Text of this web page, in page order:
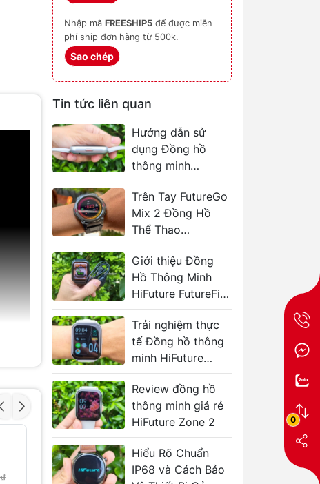
0
Nhập mã FREESHIP5
phí ship đơn hàng từ 500k.
Sao chép
Tin tức liên quan
Hướng dẫn sử
dụng Đồng hồ
thông minh
HiFuture Zone 2
Trên Tay FutureGo
Mix 2 Đồng Hồ
Thể Thao
AMOLED, IP68
Giới thiệu Đồng
Hồ Thông Minh
HiFuture FutureFit
Ultra2 Pro
Trải nghiệm thực
tế Đồng hồ thông
minh HiFuture
Zone 2
Review đồng hồ
thông minh giá rẻ
HiFuture Zone 2
Hiểu Rõ Chuẩn
IP68 và Cách Bảo
- 41%
Đồng Hồ Thông
Minh HiFuture GO
PRO2
1.659.000₫
Đồng
Minh
EVO2